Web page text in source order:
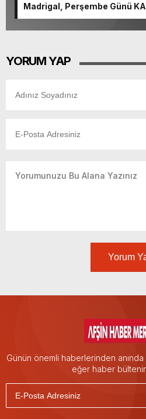
Madrigal, Perşembe Günü
YORUM YAP
Yorum
Günün önemli haberlerinden
eğer haber